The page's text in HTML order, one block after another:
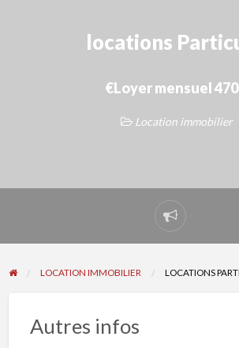
locations
€Loyer mensuel
Location immobilier
Signaler
un
problème
LOCATION IMMOBILIER LOCATIONS
Autres infos